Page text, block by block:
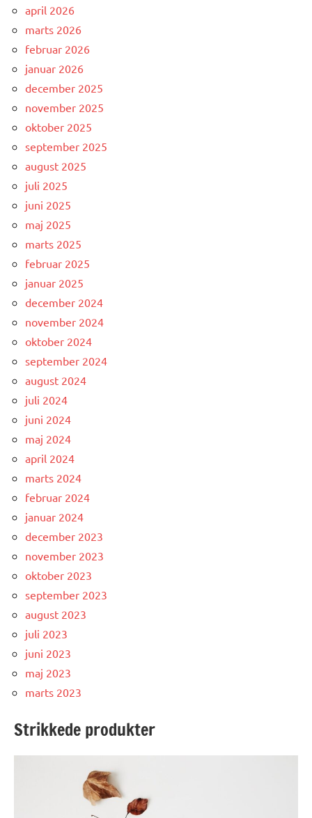
april 2026
marts 2026
februar 2026
januar 2026
december 2025
november 2025
oktober 2025
september 2025
august 2025
juli 2025
juni 2025
maj 2025
marts 2025
februar 2025
januar 2025
december 2024
november 2024
oktober 2024
september 2024
august 2024
juli 2024
juni 2024
maj 2024
april 2024
marts 2024
februar 2024
januar 2024
december 2023
november 2023
oktober 2023
september 2023
august 2023
juli 2023
juni 2023
maj 2023
marts 2023
Strikkede produkter